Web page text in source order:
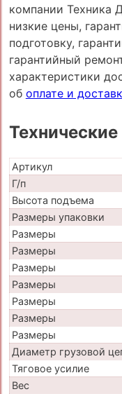
компании Техника
низкие цены,
подготовку,
гарантийный
характеристики
об оплате и
Артикул
Г/п
Высота подъема
Размеры упаковки
Размеры
Размеры
Размеры
Размеры
Размеры
Размеры
Размеры
Диаметр грузовой
Тяговое усилие
Вес